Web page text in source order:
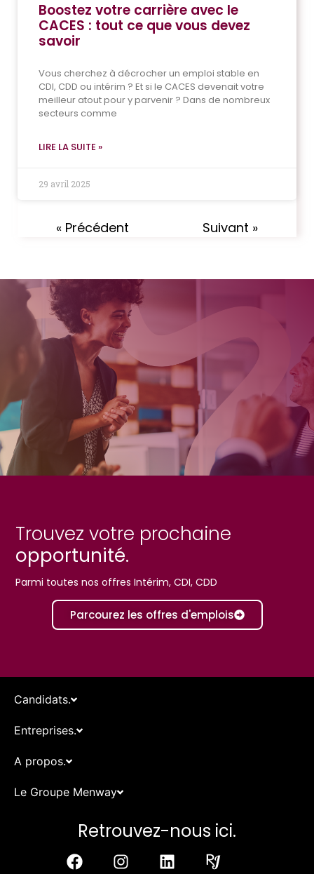
Boostez votre carrière avec le
CACES : tout ce que vous devez
savoir
Vous cherchez à décrocher un emploi stable en
CDI, CDD ou intérim ? Et si le CACES devenait votre
meilleur atout pour y parvenir ? Dans de nombreux
secteurs comme
LIRE LA SUITE »
29 avril 2025
« Précédent Suivant »
Trouvez votre prochaine
opportunité.
Parmi toutes nos offres Intérim, CDI, CDD
Parcourez les offres d'emplois
Candidats.
Entreprises.
A propos.
Le Groupe Menway
Retrouvez-nous ici.